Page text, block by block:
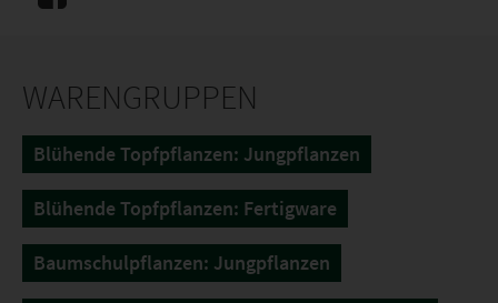
WARENGRUPPEN
Blühende Topfpflanzen: Jungpflanzen
Blühende Topfpflanzen: Fertigware
Baumschulpflanzen: Jungpflanzen